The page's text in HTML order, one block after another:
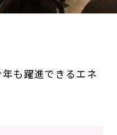
も躍進できるエネ